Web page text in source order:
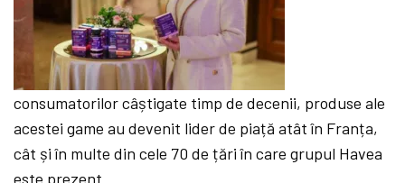
consumatorilor câștigate timp de decenii, produse ale
acestei game au devenit lider de piață atât în Franța,
cât și în multe din cele 70 de țări în care grupul Havea
este prezent.